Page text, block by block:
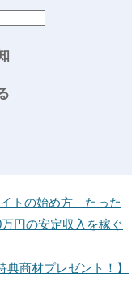
イトの始め方 たった
円の安定収入を稼ぐ
典商材プレゼント！】